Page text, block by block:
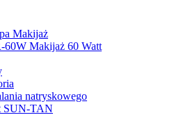
Makijaż
Makijaż 60 Watt
natryskowego
SUN-TAN